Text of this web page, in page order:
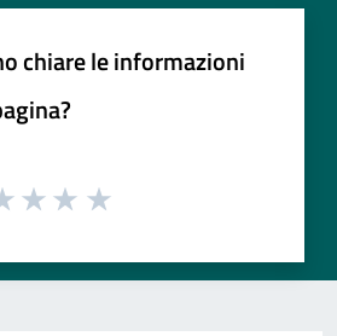
chiare le informazioni